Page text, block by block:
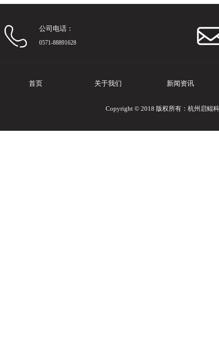
公司电话：
0571-88891628
首页 关于我们 新闻资讯
Copyright © 2018 版权所有：杭州启鲲